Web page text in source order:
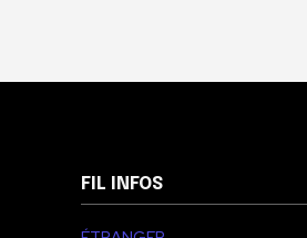
FIL INFOS